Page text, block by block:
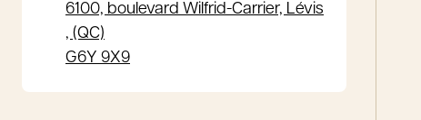
6100, boulevard Wilfrid-Carrier, Lévis
, (QC)
G6Y 9X9